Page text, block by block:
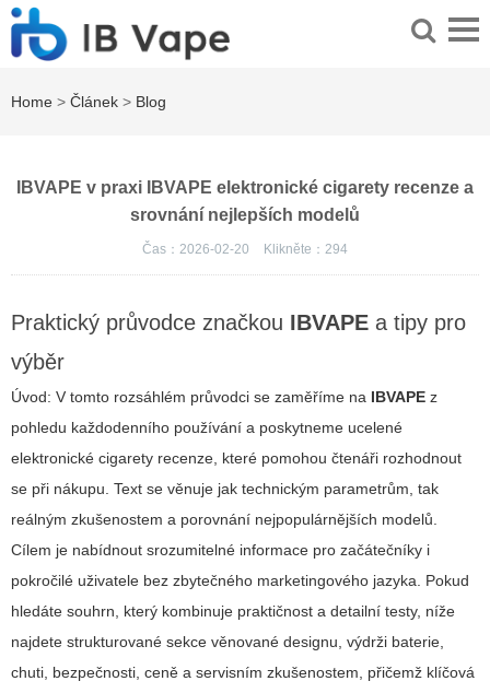
Home > Článek > Blog
IBVAPE v praxi IBVAPE elektronické cigarety recenze a
srovnání nejlepších modelů
Čas：2026-02-20 Klikněte： 294
Praktický průvodce značkou IBVAPE a tipy pro
výběr
Úvod: V tomto rozsáhlém průvodci se zaměříme na IBVAPE z
pohledu každodenního používání a poskytneme ucelené
elektronické cigarety recenze, které pomohou čtenáři rozhodnout
se při nákupu. Text se věnuje jak technickým parametrům, tak
reálným zkušenostem a porovnání nejpopulárnějších modelů.
Cílem je nabídnout srozumitelné informace pro začátečníky i
pokročilé uživatele bez zbytečného marketingového jazyka. Pokud
hledáte souhrn, který kombinuje praktičnost a detailní testy, níže
najdete strukturované sekce věnované designu, výdrži baterie,
chuti, bezpečnosti, ceně a servisním zkušenostem, přičemž klíčová